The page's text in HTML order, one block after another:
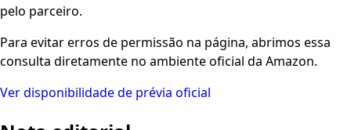
pelo parceiro.
Para evitar erros de permissão na página, abrimos essa
consulta diretamente no ambiente oficial da Amazon.
Ver disponibilidade de prévia oficial